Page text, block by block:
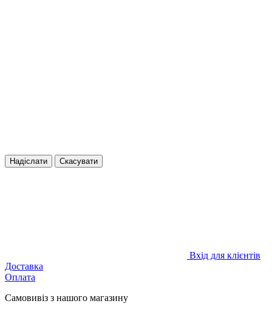
Надіслати Скасувати
Вхід для клієнтів
Доставка
Оплата
Самовивіз з нашого магазину